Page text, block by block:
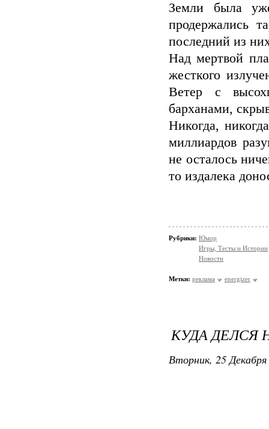
Земли была
продержались
последний из
Над мертвой
жесткого
Ветер с
барханами,
Никогда,
миллиардов
не осталось
то издалека
Рубрики: Юмор
Игры, Тесты и Истории
Новости
Метки: реклама energizer
КУДА ДЕЛСЯ
Вторник, 25